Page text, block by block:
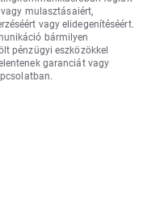
mulasztásaiért,
vagy elidegenítéséért.
bármilyen
pénzügyi eszközökkel
garanciát vagy